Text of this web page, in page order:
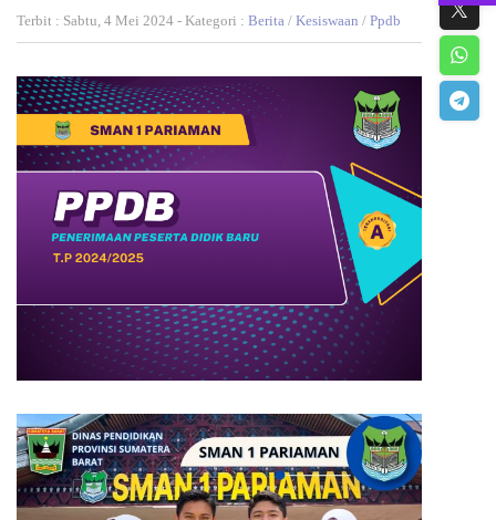
Terbit : Sabtu, 4 Mei 2024 - Kategori : Berita / Kesiswaan / Ppdb